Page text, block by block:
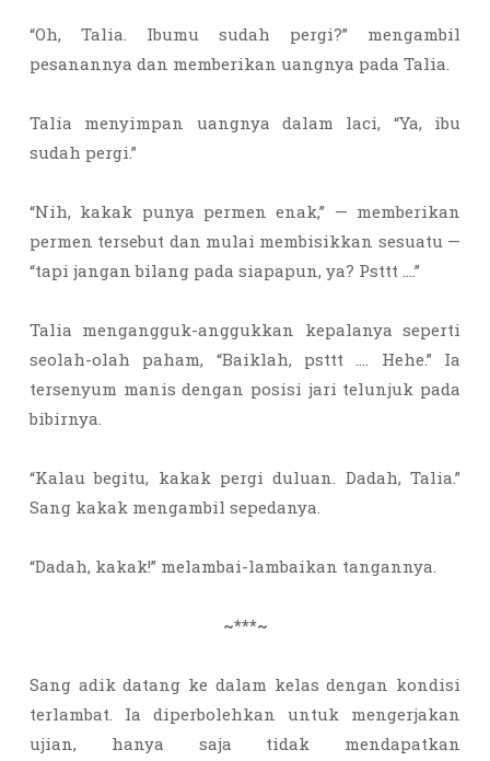
“Oh, Talia. Ibumu sudah pergi?” mengambil
pesanannya dan memberikan uangnya pada Talia.
Talia menyimpan uangnya dalam laci, “Ya, ibu
sudah pergi.”
“Nih, kakak punya permen enak,” — memberikan
permen tersebut dan mulai membisikkan sesuatu —
“tapi jangan bilang pada siapapun, ya? Psttt ….”
Talia mengangguk-anggukkan kepalanya seperti
seolah-olah paham, “Baiklah, psttt …. Hehe.” Ia
tersenyum manis dengan posisi jari telunjuk pada
bibirnya.
“Kalau begitu, kakak pergi duluan. Dadah, Talia.”
Sang kakak mengambil sepedanya.
“Dadah, kakak!” melambai-lambaikan tangannya.
~***~
Sang adik datang ke dalam kelas dengan kondisi
terlambat. Ia diperbolehkan untuk mengerjakan
ujian, hanya saja tidak mendapatkan